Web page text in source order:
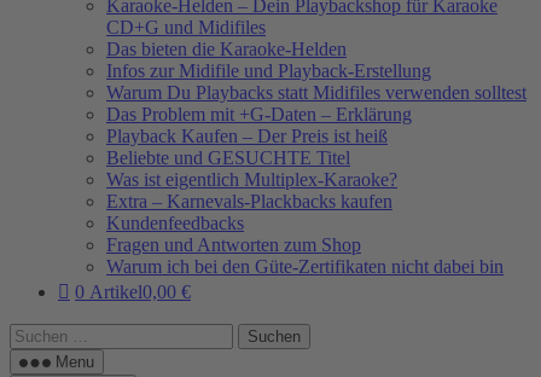
Karaoke-Helden – Dein Playbackshop für Karaoke
CD+G und Midifiles
Das bieten die Karaoke-Helden
Infos zur Midifile und Playback-Erstellung
Warum Du Playbacks statt Midifiles verwenden solltest
Das Problem mit +G-Daten – Erklärung
Playback Kaufen – Der Preis ist heiß
Beliebte und GESUCHTE Titel
Was ist eigentlich Multiplex-Karaoke?
Extra – Karnevals-Plackbacks kaufen
Kundenfeedbacks
Fragen und Antworten zum Shop
Warum ich bei den Güte-Zertifikaten nicht dabei bin
0 Artikel0,00 €
Suchen
nach: Menu